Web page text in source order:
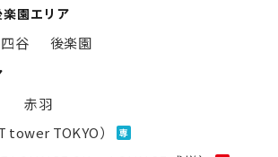
園エリア
四谷 後楽園
赤羽
tower TOKYO）
専